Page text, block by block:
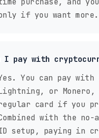
if you want more.
I pay with
You can pay
or
card if you
with the no-
setup, paying in